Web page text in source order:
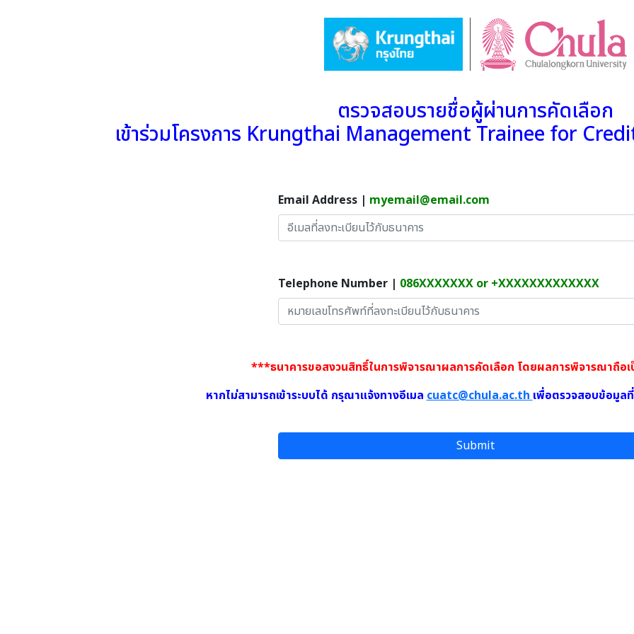
ตรวจสอบรายชื่อผู้ผ่านการคัดเลือก
เข้าร่วมโครงการ Krungthai Management Trainee for
Email Address | myemail@email.com
Telephone Number | 086XXXXXXX or +XXXXXXXXXXXXX
***ธนาคารขอสงวนสิทธิ์ในการพิจารณาผลการคัดเลือก โดยผลการพิจารณาถื
หากไม่สามารถเข้าระบบได้ กรุณาแจ้งทางอีเมลcuatc@chula.ac.thเพื่อตรวจสอบข้อมูล
Submit